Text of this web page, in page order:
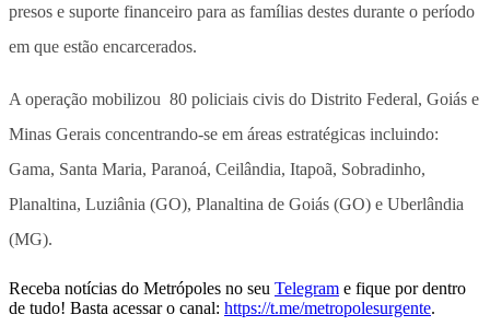
presos e suporte financeiro para as famílias destes durante o período
em que estão encarcerados.
A operação mobilizou 80 policiais civis do Distrito Federal, Goiás e
Minas Gerais concentrando-se em áreas estratégicas incluindo:
Gama, Santa Maria, Paranoá, Ceilândia, Itapoã, Sobradinho,
Planaltina, Luziânia (GO), Planaltina de Goiás (GO) e Uberlândia
(MG).
Receba notícias do Metrópoles no seu Telegram e fique por dentro
de tudo! Basta acessar o canal: https://t.me/metropolesurgente.